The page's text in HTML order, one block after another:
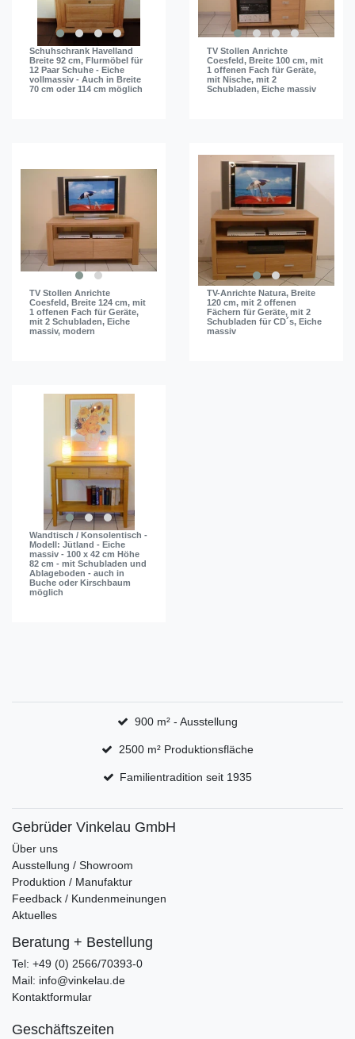
Schuhschrank Havelland
Breite 92 cm, Flurmöbel für
12 Paar Schuhe - Eiche
vollmassiv - Auch in Breite
70 cm oder 114 cm möglich
TV Stollen Anrichte
Coesfeld, Breite 100 cm, mit
1 offenen Fach für Geräte,
mit Nische, mit 2
Schubladen, Eiche massiv
TV Stollen Anrichte
Coesfeld, Breite 124 cm, mit
1 offenen Fach für Geräte,
mit 2 Schubladen, Eiche
massiv, modern
TV-Anrichte Natura, Breite
120 cm, mit 2 offenen
Fächern für Geräte, mit 2
Schubladen für CD´s, Eiche
massiv
Wandtisch / Konsolentisch -
Modell: Jütland - Eiche
massiv - 100 x 42 cm Höhe
82 cm - mit Schubladen und
Ablageboden - auch in
Buche oder Kirschbaum
möglich
900 m² - Ausstellung
2500 m² Produktionsfläche
Familientradition seit 1935
Gebrüder Vinkelau GmbH
Über uns
Ausstellung / Showroom
Produktion / Manufaktur
Feedback / Kundenmeinungen
Aktuelles
Beratung + Bestellung
Tel: +49 (0) 2566/70393-0
Mail: info@vinkelau.de
Kontaktformular
Geschäftszeiten